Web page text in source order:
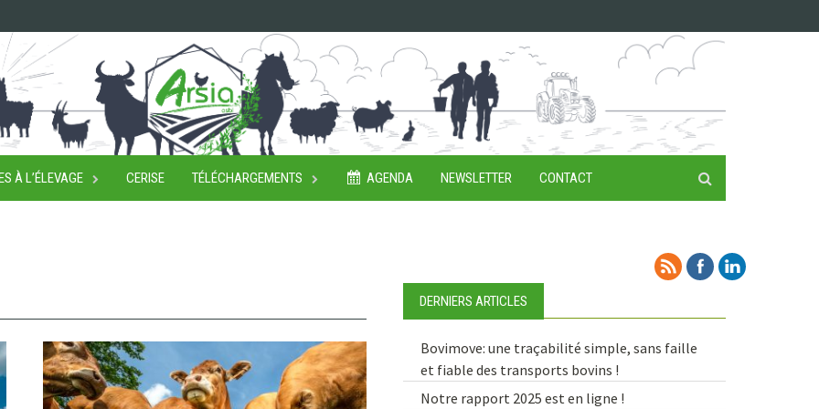
À L’ÉLEVAGE CERISE TÉLÉCHARGEMENTS AGENDA NEWSLETTER CONTACT
DERNIERS ARTICLES
Bovimove: une traçabilité simple, sans faille
et fiable des transports bovins !
Notre rapport 2025 est en ligne !